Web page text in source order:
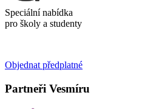
Speciální nabídka
pro školy a studenty
Objednat předplatné
Partneři Vesmíru